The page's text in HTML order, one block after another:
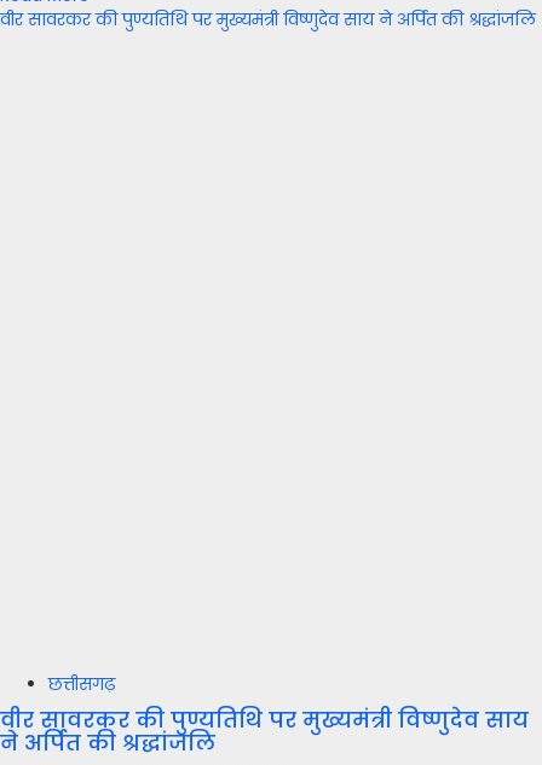
वीर सावरकर की पुण्यतिथि पर मुख्यमंत्री विष्णुदेव साय ने अर्पित की श्रद्धांजलि
छत्तीसगढ़
वीर सावरकर की पुण्यतिथि पर मुख्यमंत्री विष्णुदेव साय
ने अर्पित की श्रद्धांजलि